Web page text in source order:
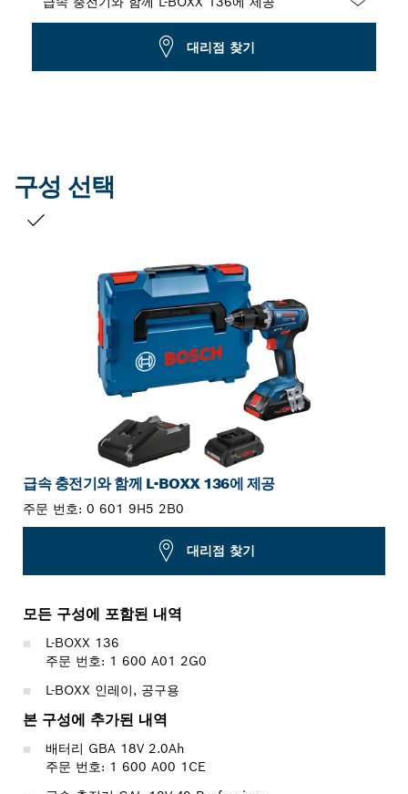
대리점 찾기
구성 선택
급속 충전기와 함께 L-BOXX 136에 제공
주문 번호: 0 601 9H5 2B0
대리점 찾기
모든 구성에 포함된 내역
L-BOXX 136
주문 번호: 1 600 A01 2G0
L-BOXX 인레이, 공구용
본 구성에 추가된 내역
배터리 GBA 18V 2.0Ah
주문 번호: 1 600 A00 1CE